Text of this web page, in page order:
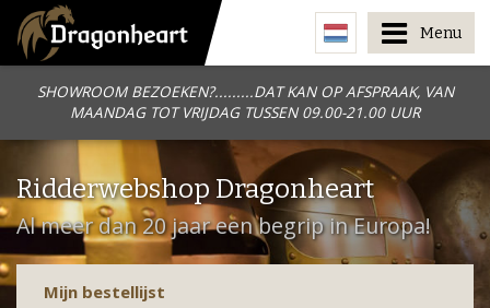
SHOWROOM BEZOEKEN?.........DAT KAN OP AFSPRAAK, VAN
MAANDAG TOT VRIJDAG TUSSEN 09.00-21.00 UUR
Menu
Ridderwebshop Dragonheart
Al meer dan 20 jaar een begrip in Europa!
Mijn bestellijst